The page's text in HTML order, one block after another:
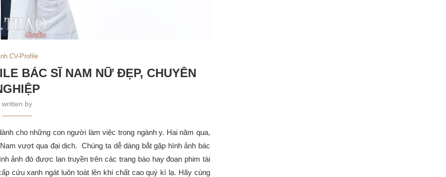
CV-Profile
BÁC SĨ NAM NỮ ĐẸP, CHUYÊN
written by
cho những con người làm việc trong ngành y. Hai năm qua,
vượt qua đại dịch. Chúng ta dễ dàng bắt gặp hình ảnh bác
ảnh đó được lan truyền trên các trang báo hay đoạn phim tài
cứu xanh ngát luôn toát lên khí chất cao quý kì lạ. Hãy cùng